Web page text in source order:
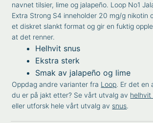
navnet tilsier, lime og jalapeño. Loop No1
Extra Strong S4 inneholder 20 mg/g nikotin
et diskret slankt format og gir en fuktig
at det renner.
Helhvit snus
Ekstra sterk
Smak av jalapeño og lime
Oppdag andre varianter fra Loop. Er det en
du er på jakt etter? Se vårt utvalg av helhvit
eller utforsk hele vårt utvalg av snus.